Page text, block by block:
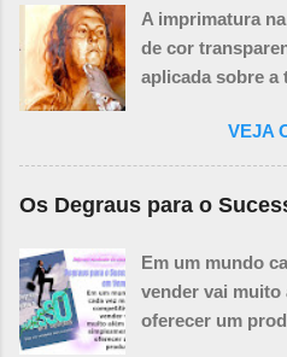
A imprimatura
de cor
aplicada sobre a
pintura
italiano e
"primeira
como um tom
não cobre
criando um
Propósitos e
VEJA
Os Degraus para o
Em um mundo
vender vai muito
oferecer um